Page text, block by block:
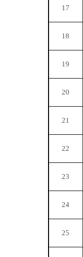
17
18
19
20
21
22
23
24
25